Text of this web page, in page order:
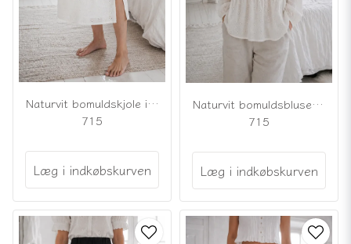
Naturvit bomuldskjole i broderie anglaise
715
Læg i indkøbskurven
Naturvit bomuldsbluse i broderie anglaise
715
Læg i indkøbskurven